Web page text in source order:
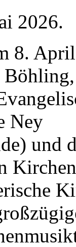
2026.
8.
Böhling,
Ney
und